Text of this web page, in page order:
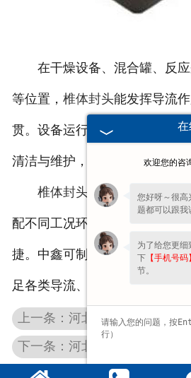
在干燥设备、混合罐、反应
等位置， 椎体封头能发挥导流
贯。设备运行时，锥体结构不会
清洁与维护，适合连续化生产
椎体封头 材质可根据介质
配不同工况环境。成型工艺成
捷。中鑫可制作不同锥角、不
足各类导流、排料设备的配套需
在
欢迎您的咨
您好呀～很高
题都可以跟我
为了给您更
下 【手机号码】
节。